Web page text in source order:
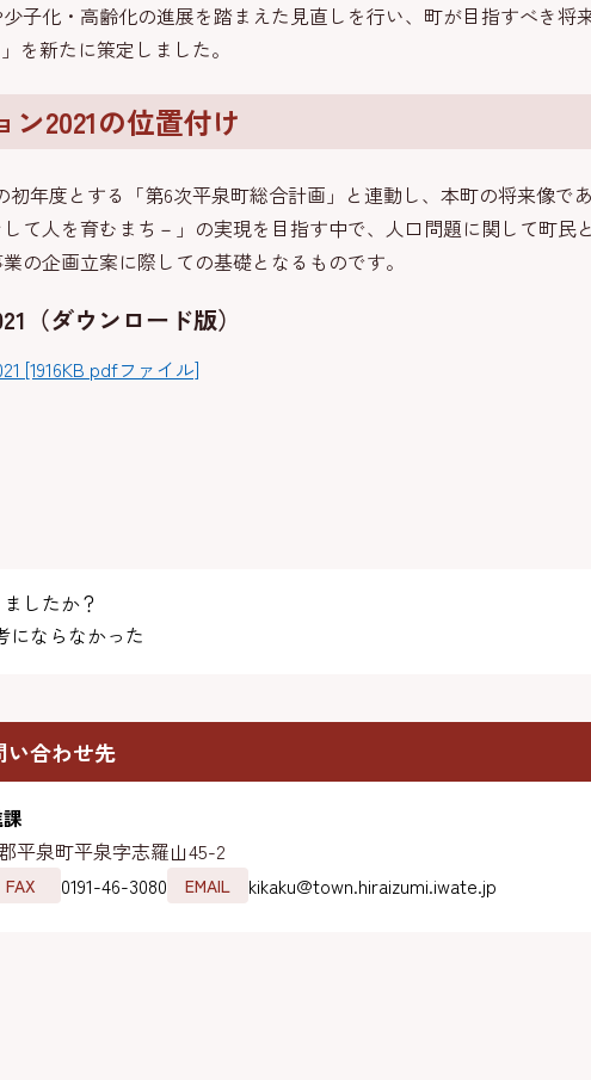
子化・高齢化の進展を踏まえた見直しを行い、町が目指すべき将
を新たに策定しました。
2021の位置付け
初年度とする「第6次平泉町総合計画」と連動し、本町の将来像で
て人を育むまち－」の実現を目指す中で、人口問題に関して町民
の企画立案に際しての基礎となるものです。
（ダウンロード版）
[1916KB pdfファイル]
したか？
にならなかった
い合わせ先
平泉町平泉字志羅山45-2
FAX 0191-46-3080 EMAIL kikaku@town.hiraizumi.iwate.jp